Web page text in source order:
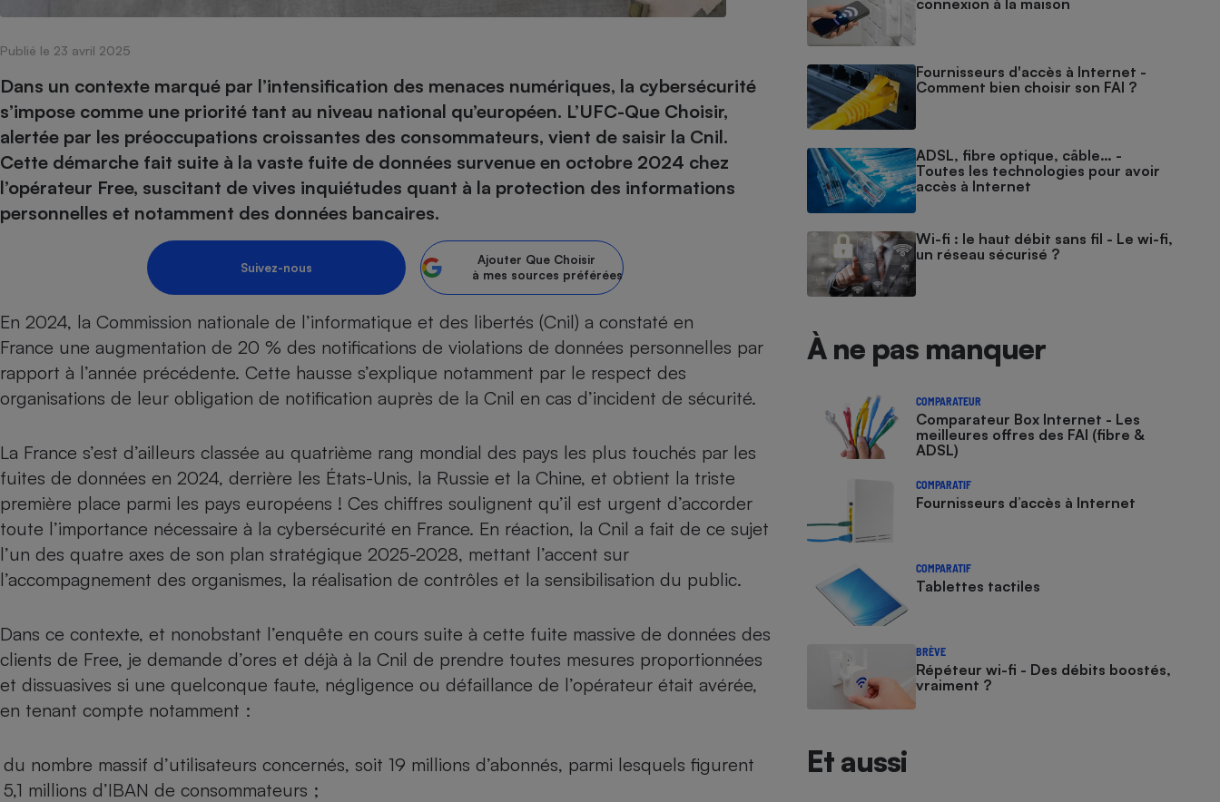
Publié le 23 avril 2025
Dans un contexte marqué par l’intensification des menaces numériques, la cybersécurité
s’impose comme une priorité tant au niveau national qu’européen. L’UFC-Que Choisir,
alertée par les préoccupations croissantes des consommateurs, vient de saisir la Cnil.
Cette démarche fait suite à la vaste fuite de données survenue en octobre 2024 chez
l’opérateur Free, suscitant de vives inquiétudes quant à la protection des informations
personnelles et notamment des données bancaires.
Suivez-nous
Ajouter Que Choisir
à mes sources préférées
En 2024, la Commission nationale de l’informatique et des libertés (Cnil) a constaté en
France une augmentation de 20 % des notifications de violations de données personnelles par
rapport à l’année précédente. Cette hausse s’explique notamment par le respect des
organisations de leur obligation de notification auprès de la Cnil en cas d’incident de sécurité.
La France s’est d’ailleurs classée au quatrième rang mondial des pays les plus touchés par les
fuites de données en 2024, derrière les États-Unis, la Russie et la Chine, et obtient la triste
première place parmi les pays européens ! Ces chiffres soulignent qu’il est urgent d’accorder
toute l’importance nécessaire à la cybersécurité en France. En réaction, la Cnil a fait de ce sujet
l’un des quatre axes de son plan stratégique 2025-2028, mettant l’accent sur
l’accompagnement des organismes, la réalisation de contrôles et la sensibilisation du public.
Dans ce contexte, et nonobstant l’enquête en cours suite à cette fuite massive de données des
clients de Free, je demande d’ores et déjà à la Cnil de prendre toutes mesures proportionnées
et dissuasives si une quelconque faute, négligence ou défaillance de l’opérateur était avérée,
en tenant compte notamment :
du nombre massif d’utilisateurs concernés, soit 19 millions d’abonnés, parmi lesquels figurent
5,1 millions d’IBAN de consommateurs ;
connexion à la maison
Fournisseurs d'accès à Internet -
Comment bien choisir son FAI ?
ADSL, fibre optique, câble… -
Toutes les technologies pour avoir
accès à Internet
Wi-fi : le haut débit sans fil - Le wi-fi,
un réseau sécurisé ?
À ne pas manquer
COMPARATEUR
Comparateur Box Internet - Les
meilleures offres des FAI (fibre &
ADSL)
COMPARATIF
Fournisseurs d’accès à Internet
COMPARATIF
Tablettes tactiles
BRÈVE
Répéteur wi-fi - Des débits boostés,
vraiment ?
Et aussi
Complément
alimentaire
Foie gras
Champagne - Comment choisir une
bouteille de champagne
Assurance emprunteur Assurance vie
Banque en ligne
Petit électroménager - Ustensile
Lave-linge Lave-vaisselle
Plaque de cuisson à
Four encastrable
Climatiseur -
Internet
Téléphone mobile -
Smartphone
Appareil photo
numérique
Antivirus
Radiateur électrique
Mutuelle Aide auditive
Antimoustique Crème solaire